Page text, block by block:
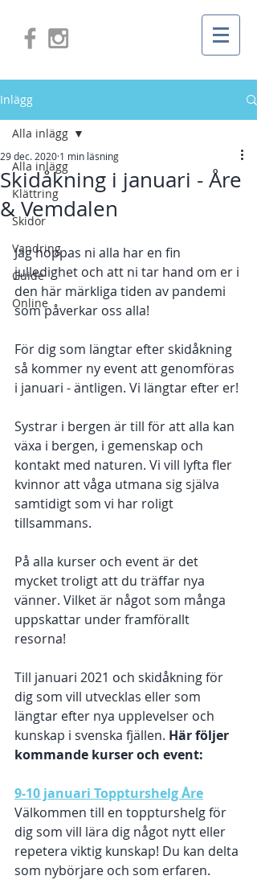
Inlägg
Alla inlägg
Klättring
Skidor
Vandring
Guide
Online
Alla inlägg
Skidåkning i januari - Åre
& Vemdalen
29 dec. 2020 1 min läsning
Jag hoppas ni alla har en fin
julledighet och att ni tar hand om er i
den här märkliga tiden av pandemi
som påverkar oss alla!
För dig som längtar efter skidåkning
så kommer ny event att genomföras
i januari - äntligen. Vi längtar efter er!
Systrar i bergen är till för att alla kan
växa i bergen, i gemenskap och
kontakt med naturen. Vi vill lyfta fler
kvinnor att våga utmana sig själva
samtidigt som vi har roligt
tillsammans.
På alla kurser och event är det
mycket troligt att du träffar nya
vänner. Vilket är något som många
uppskattar under framförallt
resorna!
Till januari 2021 och skidåkning för
dig som vill utvecklas eller som
längtar efter nya upplevelser och
kunskap i svenska fjällen. Här följer
kommande kurser och event:
9-10 januari Toppturshelg Åre
Välkommen till en toppturshelg för
dig som vill lära dig något nytt eller
repetera viktig kunskap! Du kan delta
som nybörjare och som erfaren.